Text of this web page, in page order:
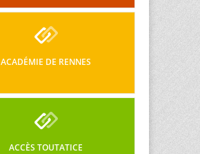
ACADÉMIE DE RENNES
ACCÈS TOUTATICE